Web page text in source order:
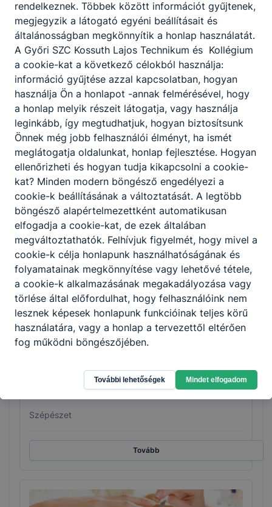
követően egyenes úton, már megszerzett
kreditekkel juthatnak be az adott egyetem
szakirányú képzésébe.
Szakmák
Divatszabó
Kreatív
Tovább
Szépészet
Tovább
rendelkeznek. Többek között információt gyűjtenek,
megjegyzik a látogató egyéni beállításait és
általánosságban megkönnyítik a honlap használatát.
A Győri SZC Kossuth Lajos Technikum és Kollégium
a cookie-kat a következő célokból használja:
információ gyűjtése azzal kapcsolatban, hogyan
használja Ön a honlapot -annak felmérésével, hogy
a honlap melyik részeit látogatja, vagy használja
leginkább, így megtudhatjuk, hogyan biztosítsunk
Önnek még jobb felhasználói élményt, ha ismét
meglátogatja oldalunkat, honlap fejlesztése. Hogyan
ellenőrizheti és hogyan tudja kikapcsolni a cookie-
kat? Minden modern böngésző engedélyezi a
cookie-k beállításának a változtatását. A legtöbb
böngésző alapértelmezettként automatikusan
elfogadja a cookie-kat, de ezek általában
megváltoztathatók. Felhívjuk figyelmét, hogy mivel a
cookie-k célja honlapunk használhatóságának és
folyamatainak megkönnyítése vagy lehetővé tétele,
a cookie-k alkalmazásának megakadályozása vagy
törlése által előfordulhat, hogy felhasználóink nem
lesznek képesek honlapunk funkcióinak teljes körű
használatára, vagy a honlap a tervezettől eltérően
fog működni böngészőjében.
További lehetőségek Mindet elfogadom